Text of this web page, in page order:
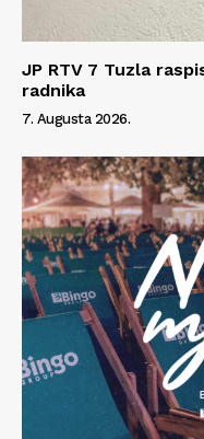
JP RTV 7 Tuzla
radnika
7. Augusta 2026.